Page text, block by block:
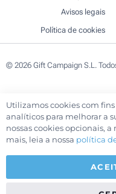
Avisos legais
Política de cookies
© 2026 Gift Campaign S.L.
Utilizamos cookies com
analíticos para melhorar a
nossas cookies opcionais,
mais, leia a nossa política